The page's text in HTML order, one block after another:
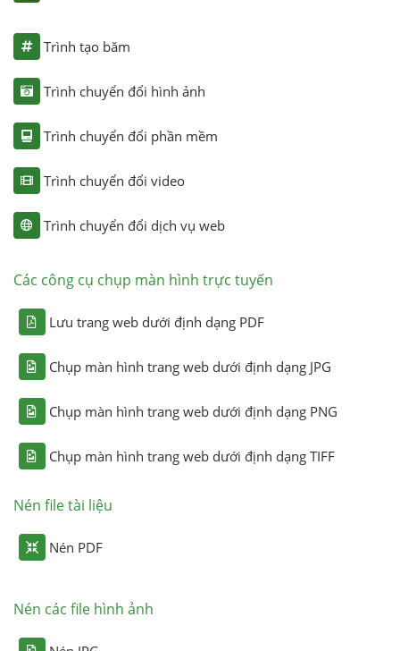
Trình tạo băm
Trình chuyển đổi hình ảnh
Trình chuyển đổi phần mềm
Trình chuyển đổi video
Trình chuyển đổi dịch vụ web
Các công cụ chụp màn hình trực tuyến
Lưu trang web dưới định dạng PDF
Chụp màn hình trang web dưới định dạng JPG
Chụp màn hình trang web dưới định dạng PNG
Chụp màn hình trang web dưới định dạng TIFF
Nén file tài liệu
Nén PDF
Nén các file hình ảnh